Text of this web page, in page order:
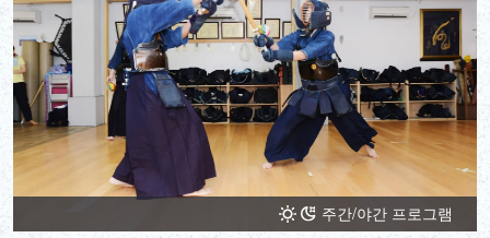
DEUTSCH
ITALIANO
ESPAÑOL
FRANÇAIS
주간/야간 프로그램